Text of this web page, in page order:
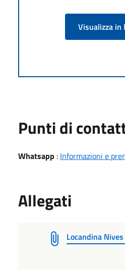
Visualizza in
Punti di
Whatsapp : Informazioni e
Allegati
Locandina